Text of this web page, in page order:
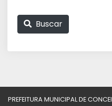
Buscar
PREFEITURA MUNICIPAL DE